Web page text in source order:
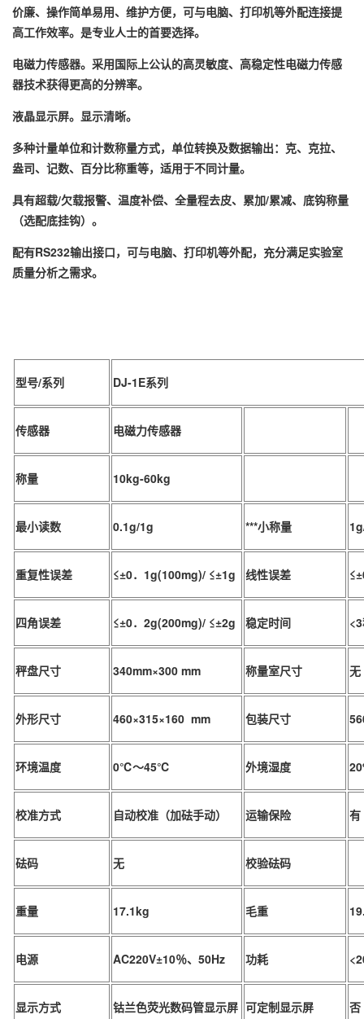
价廉、操作简单易用、维护方便，可与电脑、打印机等外配连接提
高工作效率。是专业人士的首要选择。
电磁力传感器。采用国际上公认的高灵敏度、高稳定性电磁力传感
器技术获得更高的分辨率。
液晶显示屏。显示清晰。
多种计量单位和计数称量方式，单位转换及数据输出：克、克拉、
盎司、记数、百分比称重等，适用于不同计量。
具有超载/欠载报警、温度补偿、全量程去皮、累加/累减、底钩称量
（选配底挂钩）。
配有RS232输出接口，可与电脑、打印机等外配，充分满足实验室
质量分析之需求。
型号/系列 DJ-1E系列
传感器 电磁力传感器
称量 10kg-60kg
最小读数 0.1g/1g ***小称量
重复性误差 ≤±0．1g(100mg)/ ≤±1g 线性误差
四角误差 ≤±0．2g(200mg)/ ≤±2g 稳定时间
秤盘尺寸 340mm×300 mm 称量室尺寸 无
外形尺寸 460×315×160 mm 包装尺寸
环境温度 0℃～45℃ 外境湿度
校准方式 自动校准（加砝手动） 运输保险 有
砝码 无 校验砝码
重量 17.1kg 毛重
电源 AC220V±10％、50Hz 功耗
显示方式 钴兰色荧光数码管显示屏 可定制显示屏 否